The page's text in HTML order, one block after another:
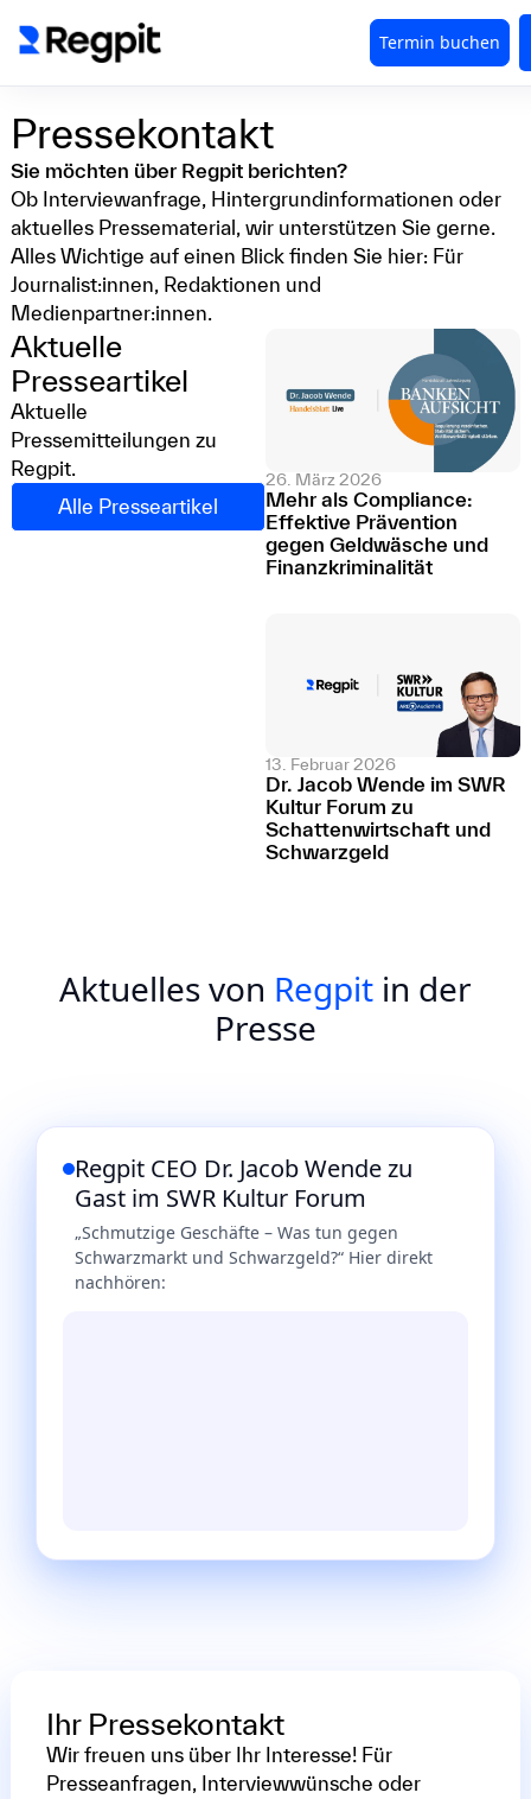
Pressekontakt
Sie möchten über Regpit berichten?
Ob Interviewanfrage, Hintergrundinformationen oder
aktuelles Pressematerial, wir unterstützen Sie gerne.
Alles Wichtige auf einen Blick finden Sie hier: Für
Journalist:innen, Redaktionen und
Medienpartner:innen.
Aktuelle
Presseartikel
Aktuelle
Pressemitteilungen zu
Regpit.
Alle Presseartikel
26. März 2026
Mehr als Compliance:
Effektive Prävention
gegen Geldwäsche und
Finanzkriminalität
13. Februar 2026
Dr. Jacob Wende im SWR
Kultur Forum zu
Schattenwirtschaft und
Schwarzgeld
Aktuelles von Regpit in der
Presse
Regpit CEO Dr. Jacob Wende zu
Gast im SWR Kultur Forum
„Schmutzige Geschäfte – Was tun gegen
Schwarzmarkt und Schwarzgeld?“ Hier direkt
nachhören:
Ihr Pressekontakt
Wir freuen uns über Ihr Interesse! Für
Presseanfragen, Interviewwünsche oder